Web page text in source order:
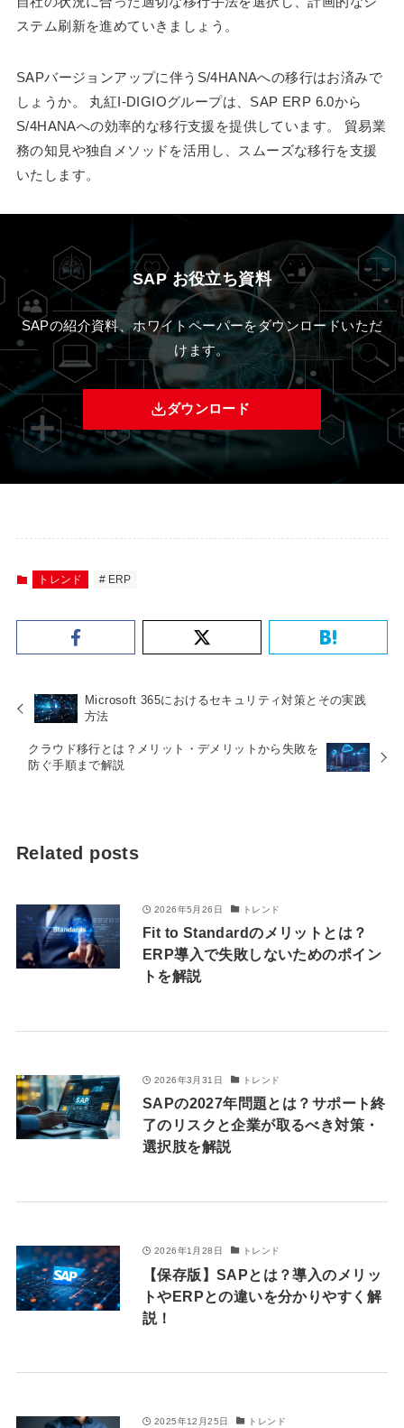
ステム刷新を進めていきましょう。
SAPバージョンアップに伴うS/4HANAへの移行はお済みで
しょうか。 丸紅I-DIGIOグループは、SAP ERP 6.0から
S/4HANAへの効率的な移行支援を提供しています。 貿易業
務の知見や独自メソッドを活用し、スムーズな移行を支援
いたします。
SAP お役立ち資料
SAPの紹介資料、ホワイトペーパーをダウンロードいただ
けます。
ダウンロード
トレンド ERP
Microsoft 365におけるセキュリティ対策とその実践
方法
クラウド移行とは？メリット・デメリットから失敗を
防ぐ手順まで解説
Related posts
2026年5月26日 トレンド
Fit to Standardのメリットとは？
ERP導入で失敗しないためのポイン
トを解説
2026年3月31日 トレンド
SAPの2027年問題とは？サポート終
了のリスクと企業が取るべき対策・
選択肢を解説
2026年1月28日 トレンド
【保存版】SAPとは？導入のメリッ
トやERPとの違いを分かりやすく解
説！
2025年12月25日 トレンド